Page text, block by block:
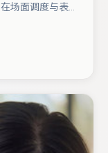
场面调度与表演
呼应，适合喜欢
，值得列入片